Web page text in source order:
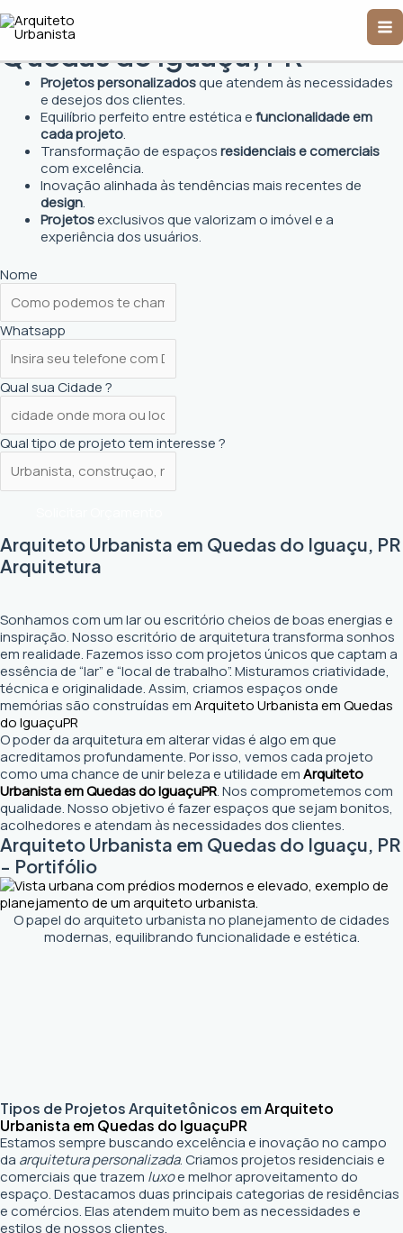
para
conteúdo
Arquiteto Urbanista em
Quedas do Iguaçu, PR
Projetos personalizadosque atendem às necessidades
e desejos dos clientes.
Equilíbrio perfeito entre estética efuncionalidade em
cada projeto.
Transformação de espaçosresidenciais e comerciais
com excelência.
Inovação alinhada às tendências mais recentes de
design.
Projetosexclusivos que valorizam o imóvel e a
experiência dos usuários.
Nome
Whatsapp
Qual sua Cidade ?
Qual tipo de projeto tem interesse ?
Arquiteto Urbanista em Quedas do Iguaçu, PR
Arquitetura
Sonhamos com um lar ou escritório cheios de boas energias e
inspiração. Nosso escritório de arquitetura transforma sonhos
em realidade. Fazemos isso com projetos únicos que captam a
essência de “lar” e “local de trabalho”. Misturamos criatividade,
técnica e originalidade. Assim, criamos espaços onde
memórias são construídas emArquiteto Urbanista em Quedas
do IguaçuPR
O poder da arquitetura em alterar vidas é algo em que
acreditamos profundamente. Por isso, vemos cada projeto
como uma chance de unir beleza e utilidade emArquiteto
Urbanista em Quedas do IguaçuPR. Nos comprometemos com
qualidade. Nosso objetivo é fazer espaços que sejam bonitos,
acolhedores e atendam às necessidades dos clientes.
Arquiteto Urbanista em Quedas do Iguaçu, PR
- Portifólio
O papel do arquiteto urbanista no planejamento de cidades
modernas, equilibrando funcionalidade e estética.
Tipos de Projetos Arquitetônicos emArquiteto
Urbanista em Quedas do IguaçuPR
Estamos sempre buscando excelência e inovação no campo
da arquitetura personalizada. Criamos projetos residenciais e
comerciais que trazem luxoe melhor aproveitamento do
espaço. Destacamos duas principais categorias de residências
e comércios. Elas atendem muito bem as necessidades e
estilos de nossos clientes.